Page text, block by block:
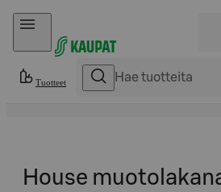
Hyppää sisältöön
Tuotteet
House